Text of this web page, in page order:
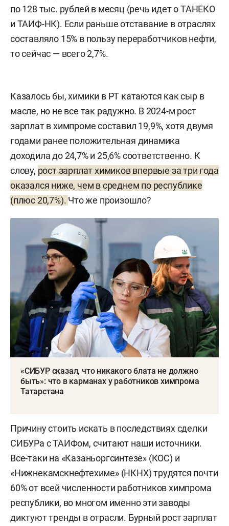
по 128 тыс. рублей в месяц (речь идет о ТАНЕКО
и ТАИФ-НК). Если раньше отставание в отраслях
составляло 15% в пользу переработчиков нефти,
то сейчас — всего 2,7%.
Казалось бы, химики в РТ катаются как сыр в
масле, но не все так радужно. В 2024-м рост
зарплат в химпроме составил 19,9%, хотя двумя
годами ранее положительная динамика
доходила до 24,7% и 25,6% соответственно. К
слову, рост зарплат химиков впервые за три года
оказался ниже, чем в среднем по республике
(плюс 20,7%). Что же произошло?
«СИБУР сказал, что никакого блата не должно
быть»: что в карманах у работников химпрома
Татарстана
Причину стоить искать в последствиях сделки
СИБУРа с ТАИФом, считают наши источники.
Все-таки на «Казаньоргсинтезе» (КОС) и
«Нижнекамскнефтехиме» (НКНХ) трудятся почти
60% от всей численности работников химпрома
республики, во многом именно эти заводы
диктуют тренды в отрасли. Бурный рост зарплат